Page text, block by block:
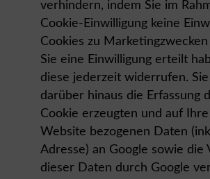
verhindern, indem Sie im
Cookie-Einwilligung keine
Cookies zu
Sie eine Einwilligung erteilt
diese jederzeit widerrufen.
darüber hinaus die Erfassung
Cookie erzeugten und auf
Website bezogenen Daten
Adresse) an Google sowie die
dieser Daten durch Google